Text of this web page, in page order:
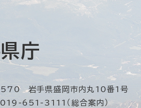
庁
岩手県盛岡市内丸10番1号
019-651-3111（総合案内）